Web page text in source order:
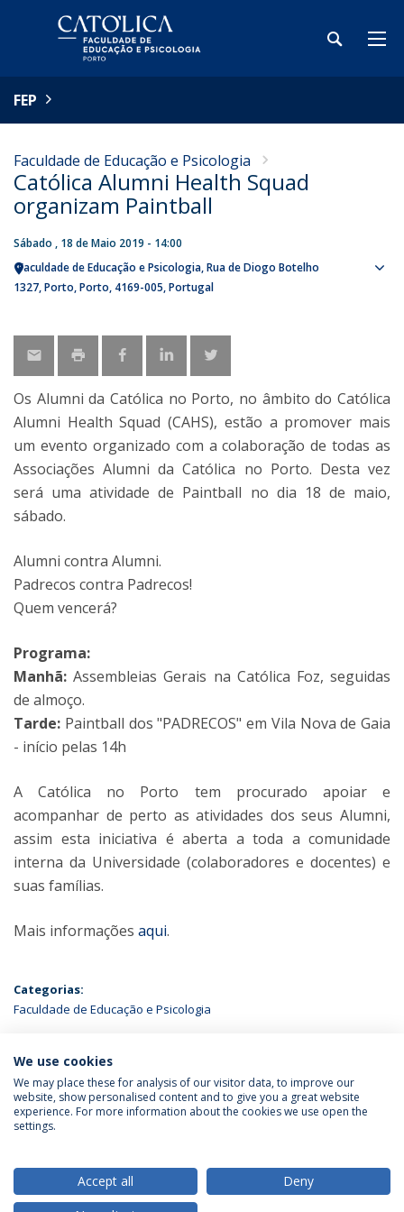
FEP
Faculdade de Educação e Psicologia
Católica Alumni Health Squad
organizam Paintball
Sábado , 18 de Maio 2019 - 14:00
Faculdade de Educação e Psicologia Rua de Diogo Botelho
1327 Porto Porto 4169-005 Portugal
Os Alumni da Católica no Porto, no âmbito do Católica
Alumni Health Squad (CAHS), estão a promover mais
um evento organizado com a colaboração de todas as
Associações Alumni da Católica no Porto. Desta vez
será uma atividade de Paintball no dia 18 de maio,
sábado.
Alumni contra Alumni.
Padrecos contra Padrecos!
Quem vencerá?
Programa:
Manhã:Assembleias Gerais na Católica Foz, seguidas
de almoço.
Tarde: Paintball dos "PADRECOS" em Vila Nova de Gaia
- início pelas 14h
A Católica no Porto tem procurado apoiar e
acompanhar de perto as atividades dos seus Alumni,
assim esta iniciativa é aberta a toda a comunidade
interna da Universidade (colaboradores e docentes) e
suas famílias.
Mais informações aqui.
Categorias:
Faculdade de Educação e Psicologia
ÚLTIMAS NOTÍCIAS
Política de Privacidade
Termos & Condições
We use cookies
We may place these for analysis of our visitor data, to improve our
website, show personalised content and to give you a great website
experience. For more information about the cookies we use open the
settings.
Accept all
Deny